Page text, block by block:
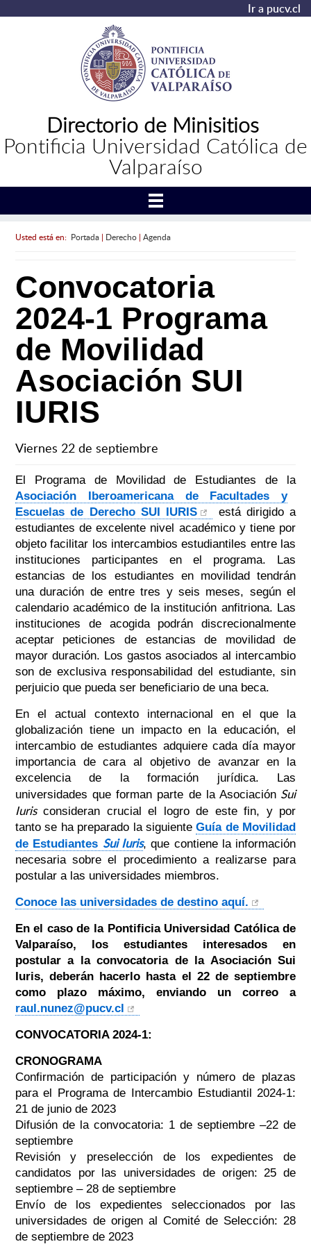
Ir a pucv.cl
Directorio de Minisitios
Pontificia Universidad Católica de
Valparaíso
Usted está en: Portada| Derecho| Agenda
Convocatoria
2024-1 Programa
de Movilidad
Asociación SUI
IURIS
Viernes 22 de septiembre
El Programa de Movilidad de Estudiantes de la
Asociación Iberoamericana de Facultades y
Escuelas de Derecho SUI IURIS
está dirigido a
estudiantes de excelente nivel académico y tiene por
objeto facilitar los intercambios estudiantiles entre las
instituciones participantes en el programa. Las
estancias de los estudiantes en movilidad tendrán
una duración de entre tres y seis meses, según el
calendario académico de la institución anfitriona. Las
instituciones de acogida podrán discrecionalmente
aceptar peticiones de estancias de movilidad de
mayor duración. Los gastos asociados al intercambio
son de exclusiva responsabilidad del estudiante, sin
perjuicio que pueda ser beneficiario de una beca.
En el actual contexto internacional en el que la
globalización tiene un impacto en la educación, el
intercambio de estudiantes adquiere cada día mayor
importancia de cara al objetivo de avanzar en la
excelencia de la formación jurídica. Las
universidades que forman parte de la AsociaciónSui
Iurisconsideran crucial el logro de este fin, y por
tanto se ha preparado la siguienteGuía de Movilidad
de Estudiantes Sui Iuris, que contiene la información
necesaria sobre el procedimiento a realizarse para
postular a las universidades miembros.
Conoce las universidades de destino aquí.
En el caso de la Pontificia Universidad Católica de
Valparaíso, los estudiantes interesados en
postular a la convocatoria de la Asociación Sui
Iuris, deberán hacerlo hasta el 22 de septiembre
como plazo máximo, enviando un correo a
raul.nunez@pucv.cl
CONVOCATORIA 2024-1:
CRONOGRAMA
Confirmación de participación y número de plazas
para el Programa de Intercambio Estudiantil 2024-1:
21 de junio de 2023
Difusión de la convocatoria: 1 de septiembre –22 de
septiembre
Revisión y preselección de los expedientes de
candidatos por las universidades de origen: 25 de
septiembre – 28 de septiembre
Envío de los expedientes seleccionados por las
universidades de origen al Comité de Selección: 28
de septiembre de 2023